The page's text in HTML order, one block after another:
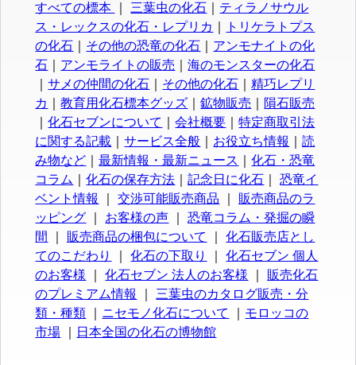
すべての標本 三葉虫の化石
ティラノサウル
ス・レックスの化石・レプリカ
トリケラトプス
の化石
その他の恐竜の化石
アンモナイトの化
石
アンモライトの販売 ｜海のモンスターの化石
｜サメの仲間の化石 その他の化石 ｜精巧レプリ
カ
｜教育用化石標本グッズ ｜鉱物販売
隕石販売
｜化石セブンについて ｜会社概要 ｜特定商取引法
に関する記載 ｜サービス全般 お役立ち情報 ｜読
み物など ｜最新情報・最新ニュース ｜化石・恐竜
コラム
｜化石の保存方法 ｜記念日に化石 ｜恐竜イ
ベント情報
｜交渉可能販売商品
販売商品のラ
ッピング
お客様の声 ｜恐竜コラム・発掘の瞬
間
販売商品の梱包について ｜化石販売店とし
てのこだわり
｜化石の下取り ｜化石セブン 個人
のお客様 ｜化石セブン 法人のお客様
販売化石
のプレミアム情報
三葉虫のカタログ販売・分
類・種類
ニセモノ化石について
モロッコの
市場
日本全国の化石の博物館